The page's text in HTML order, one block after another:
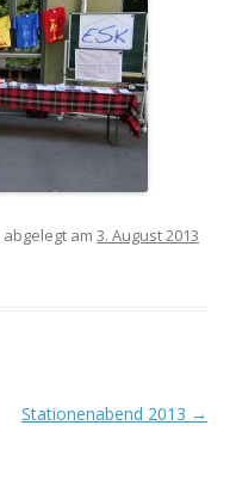
abgelegt am 3. August 2013
Stationenabend 2013 →